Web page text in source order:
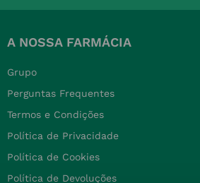
A NOSSA FARMÁCIA
Grupo
Perguntas Frequentes
Termos e Condições
Política de Privacidade
Política de Cookies
Política de Devoluções